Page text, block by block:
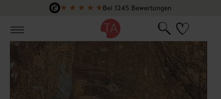
Zum Hauptinhalt springen
★ ★ ★ ★ ★Bei 1245 Bewertungen